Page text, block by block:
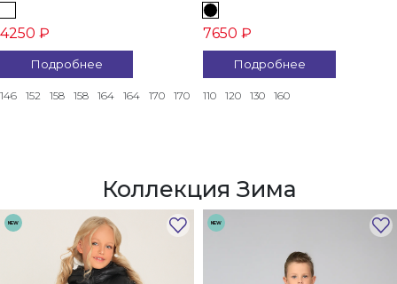
4250 ₽
Подробнее
146 152 158 158 164 164 170 170
7650 ₽
Подробнее
110 120 130 160
Коллекция Зима
NEW NEW